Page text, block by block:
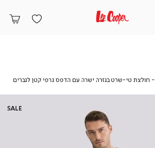
גברים
חולצת טי-שרט בגזרה ישרה עם הדפס גרפי קטן לגברים
בגזרה
עם
SALE